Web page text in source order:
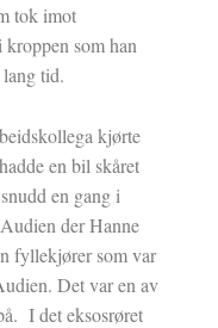
tok imot
som han
tid.
kjørte
en bil skåret
en gang i
der Hanne
fyllekjører som var
Det var en av
I det eksosrøret